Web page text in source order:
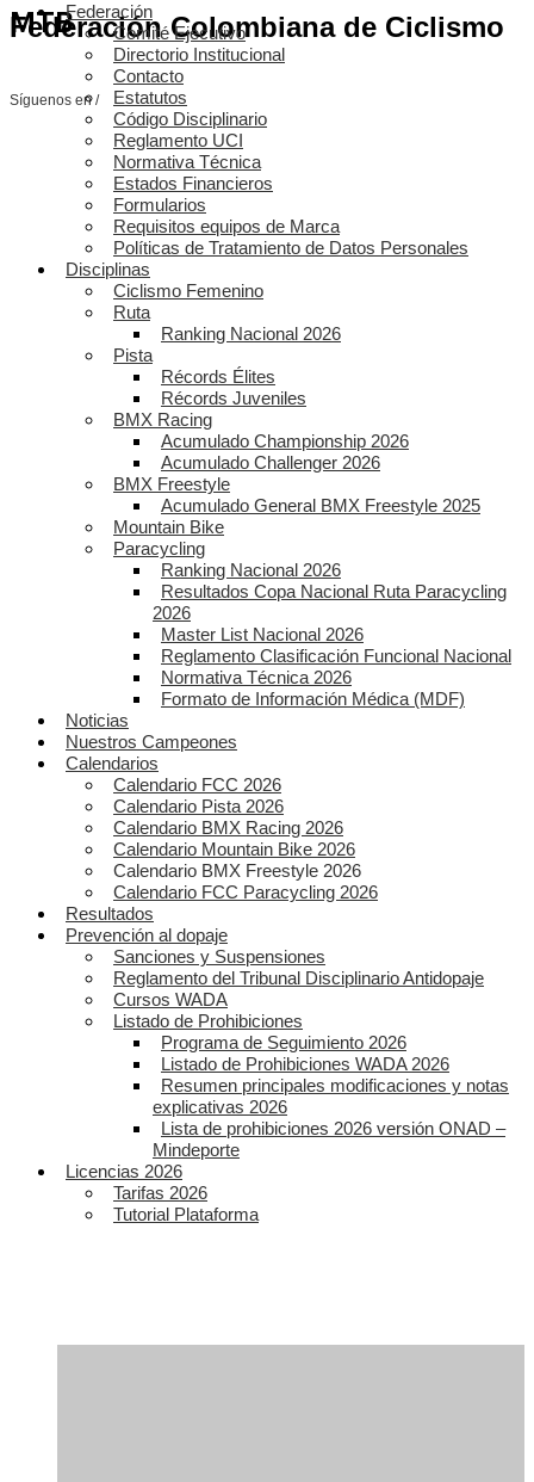
Federación Colombiana de Ciclismo
MTB
Síguenos en /
Federación
Comité Ejecutivo
Directorio Institucional
Contacto
Estatutos
Código Disciplinario
Reglamento UCI
Normativa Técnica
Estados Financieros
Formularios
Requisitos equipos de Marca
Políticas de Tratamiento de Datos Personales
Disciplinas
Ciclismo Femenino
Ruta
Ranking Nacional 2026
Pista
Récords Élites
Récords Juveniles
BMX Racing
Acumulado Championship 2026
Acumulado Challenger 2026
BMX Freestyle
Acumulado General BMX Freestyle 2025
Mountain Bike
Paracycling
Ranking Nacional 2026
Resultados Copa Nacional Ruta Paracycling
2026
Master List Nacional 2026
Reglamento Clasificación Funcional Nacional
Normativa Técnica 2026
Formato de Información Médica (MDF)
Noticias
Nuestros Campeones
Calendarios
Calendario FCC 2026
Calendario Pista 2026
Calendario BMX Racing 2026
Calendario Mountain Bike 2026
Calendario BMX Freestyle 2026
Calendario FCC Paracycling 2026
Resultados
Prevención al dopaje
Sanciones y Suspensiones
Reglamento del Tribunal Disciplinario Antidopaje
Cursos WADA
Listado de Prohibiciones
Programa de Seguimiento 2026
Listado de Prohibiciones WADA 2026
Resumen principales modificaciones y notas
explicativas 2026
Lista de prohibiciones 2026 versión ONAD –
Mindeporte
Licencias 2026
Tarifas 2026
Tutorial Plataforma